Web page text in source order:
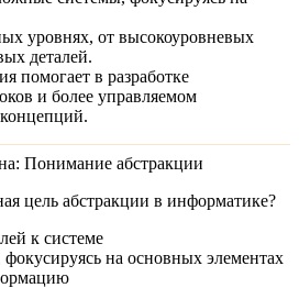
уровнях, от высокоуровневых
деталей.
помогает в разработке
и более управляемом
Понимание абстракции
цель абстракции в информатике?
к системе
на основных элементах